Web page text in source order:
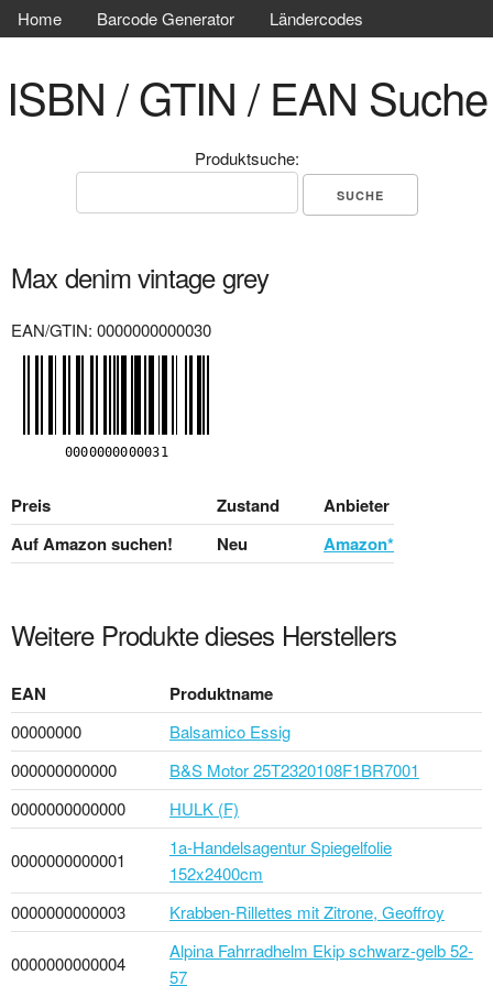
Home Barcode Generator Ländercodes
ISBN / GTIN / EAN Suche
Produktsuche:
Max denim vintage grey
EAN/GTIN: 0000000000030
Preis Zustand
Anbieter
Auf Amazon suchen!
Neu Amazon*
Weitere Produkte dieses Herstellers
EAN Produktname
00000000
Balsamico Essig
000000000000
B&S Motor 25T2320108F1BR7001
0000000000000
HULK (F)
0000000000001
1a-Handelsagentur Spiegelfolie
152x2400cm
0000000000003
Krabben-Rillettes mit Zitrone, Geoffroy
0000000000004
Alpina Fahrradhelm Ekip schwarz-gelb 52-
57